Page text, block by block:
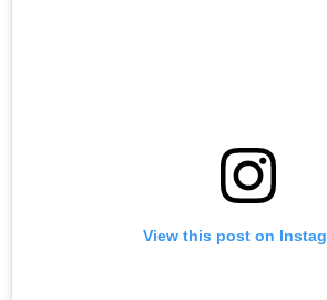
View this post on